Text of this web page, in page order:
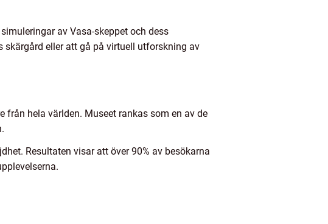
av Vasa-skeppet och dess
eller att gå på virtuell utforskning av
hela världen. Museet rankas som en av de
Resultaten visar att över 90% av besökarna